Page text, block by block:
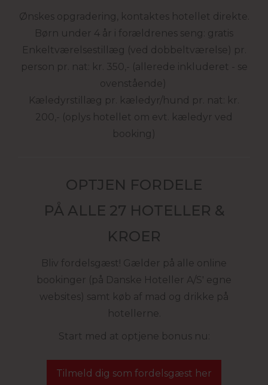
Ønskes opgradering, kontaktes hotellet direkte.
Børn under 4 år i forældrenes seng: gratis
Enkeltværelsestillæg (ved dobbeltværelse) pr.
person pr. nat: kr. 350,- (allerede inkluderet - se
ovenstående)
Kæledyrstillæg pr. kæledyr/hund pr. nat: kr.
200,- (oplys hotellet om evt. kæledyr ved
booking)
OPTJEN FORDELE
PÅ ALLE 27 HOTELLER &
KROER
Bliv fordelsgæst! Gælder på alle online
bookinger (på Danske Hoteller A/S' egne
websites) samt køb af mad og drikke på
hotellerne.
Start med at optjene bonus nu:
Tilmeld dig som fordelsgæst her